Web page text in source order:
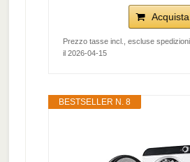
Prezzo tasse incl., escluse
il 2026-04-15
BESTSELLER N. 8